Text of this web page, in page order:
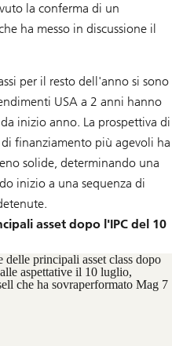
la conferma di un
ha messo in discussione il
per il resto dell'anno si sono
USA a 2 anni hanno
inizio anno. La prospettiva di
finanziamento più agevoli ha
solide, determinando una
inizio a una sequenza di
asset dopo l'IPC del 10